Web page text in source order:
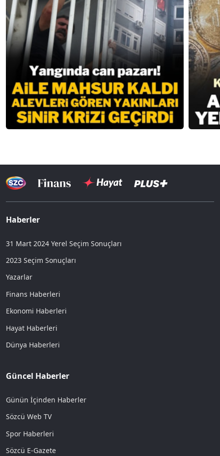
Haberler
31 Mart 2024 Yerel Seçim Sonuçları
2023 Seçim Sonuçları
Yazarlar
Finans Haberleri
Ekonomi Haberleri
Hayat Haberleri
Dünya Haberleri
Güncel Haberler
Günün İçinden Haberler
Sözcü Web TV
Spor Haberleri
Sözcü E-Gazete